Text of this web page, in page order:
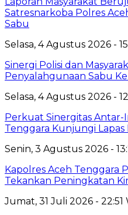
Satresnarkoba Polres
Sabu
Selasa, 4 Agustus 2026 -
Sinergi Polisi dan
Penyalahgunaan Sabu
Selasa, 4 Agustus 2026 -
Perkuat Sinergitas Antar-
Tenggara Kunjungi Lapas
Senin, 3 Agustus 2026 -
Kapolres Aceh Tenggara
Tekankan Peningkatan
Jumat, 31 Juli 2026 - 22:51